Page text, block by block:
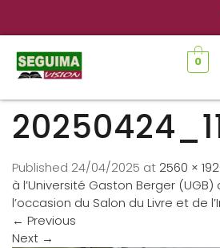
0
Published 24/04/2025 at 2560 ×
à l’Université Gaston Berger (UGB)
l’occasion du Salon du Livre et de
← Previous
Next →